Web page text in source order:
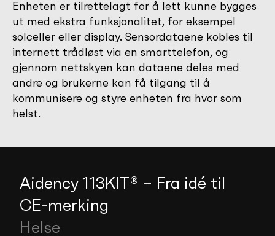
Enheten er tilrettelagt for å lett kunne bygges
ut med ekstra funksjonalitet, for eksempel
solceller eller display. Sensordataene kobles til
internett trådløst via en smarttelefon, og
gjennom nettskyen kan dataene deles med
andre og brukerne kan få tilgang til å
kommunisere og styre enheten fra hvor som
helst.
Aidency 113KIT® – Fra idé til
CE-merking
Helse